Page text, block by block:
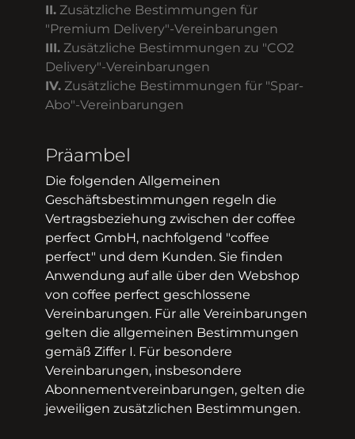
II. Zusätzliche Bestimmungen für
"Premium Delivery"-Vereinbarungen
III. Zusätzliche Bestimmungen zu "CO2
Delivery"-Vereinbarungen
IV. Zusätzliche Bestimmungen für "Spar-
Abo"-Vereinbarungen
Präambel
Die folgenden Allgemeinen
Geschäftsbestimmungen regeln die
Vertragsbeziehung zwischen der coffee
perfect GmbH, nachfolgend "coffee
perfect" und dem Kunden. Sie finden
Anwendung auf alle über den Webshop
von coffee perfect geschlossene
Vereinbarungen. Für alle Vereinbarungen
gelten die allgemeinen Bestimmungen
gemäß Ziffer I. Für besondere
Vereinbarungen, insbesondere
Abonnement­vereinbarungen, gelten die
jeweiligen zusätzlichen Bestimmungen.